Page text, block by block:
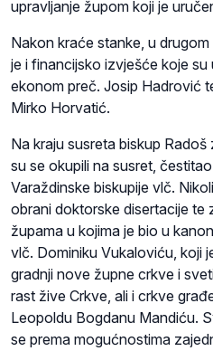
upravljanje župom koji je
Nakon kraće stanke, u
je i financijsko izvješće koje su
ekonom preč. Josip Hadrović
Mirko Horvatić.
Na kraju susreta biskup Radoš
su se okupili na susret,
Varaždinske biskupije vlč.
obrani doktorske disertacije te
župama u kojima je bio u
vlč. Dominiku Vukaloviću, koji
gradnji nove župne crkve i
rast žive Crkve, ali i crkve
Leopoldu Bogdanu Mandiću.
se prema mogućnostima